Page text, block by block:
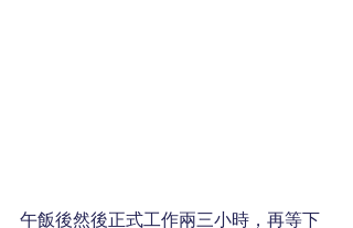
午飯後然後正式工作兩三小時，再等下